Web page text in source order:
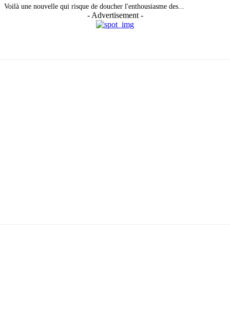
Voilà une nouvelle qui risque de doucher l'enthousiasme des...
- Advertisement -